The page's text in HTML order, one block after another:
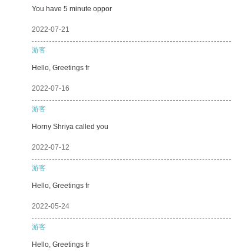
You have 5 minute oppor
2022-07-21
游客
Hello, Greetings fr
2022-07-16
游客
Horny Shriya called you
2022-07-12
游客
Hello, Greetings fr
2022-05-24
游客
Hello, Greetings fr